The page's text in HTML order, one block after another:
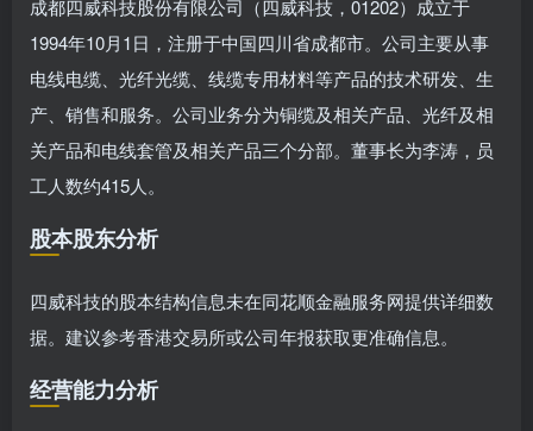
成都四威科技股份有限公司（四威科技，01202）成立于
1994年10月1日，注册于中国四川省成都市。公司主要从事
电线电缆、光纤光缆、线缆专用材料等产品的技术研发、生
产、销售和服务。公司业务分为铜缆及相关产品、光纤及相
关产品和电线套管及相关产品三个分部。董事长为李涛，员
工人数约415人。
股本股东分析
四威科技的股本结构信息未在同花顺金融服务网提供详细数
据。建议参考香港交易所或公司年报获取更准确信息。
经营能力分析